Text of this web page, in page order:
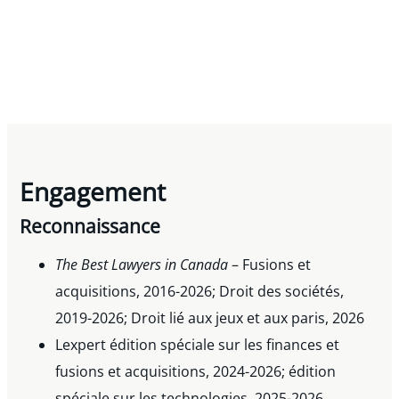
Engagement
Reconnaissance
The Best Lawyers in Canada– Fusions et
acquisitions, 2016-2026; Droit des sociétés,
2019-2026; Droit lié aux jeux et aux paris, 2026
Lexpert édition spéciale sur les finances et
fusions et acquisitions, 2024-2026; édition